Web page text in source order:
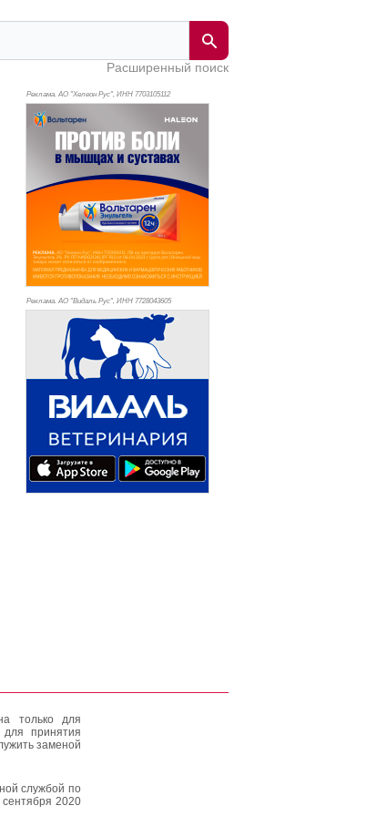
Расширенный поиск
Реклама. АО "Хелеон Рус", ИНН 7703105112
Реклама. АО "Видаль Рус", ИНН 7728043605
только для
принятия
заменой
службой по
2020